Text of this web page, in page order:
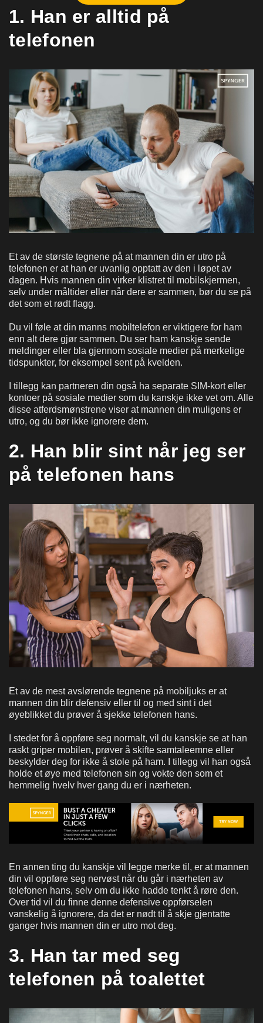
1. Han er alltid på
telefonen
Et av de største tegnene på at mannen din er utro på
telefonen er at han er uvanlig opptatt av den i løpet av
dagen. Hvis mannen din virker klistret til mobilskjermen,
selv under måltider eller når dere er sammen, bør du se på
det som et rødt flagg.
Du vil føle at din manns mobiltelefon er viktigere for ham
enn alt dere gjør sammen. Du ser ham kanskje sende
meldinger eller bla gjennom sosiale medier på merkelige
tidspunkter, for eksempel sent på kvelden.
I tillegg kan partneren din også ha separate SIM-kort eller
kontoer på sosiale medier som du kanskje ikke vet om. Alle
disse atferdsmønstrene viser at mannen din muligens er
utro, og du bør ikke ignorere dem.
2. Han blir sint når jeg ser
på telefonen hans
Et av de mest avslørende tegnene på mobiljuks er at
mannen din blir defensiv eller til og med sint i det
øyeblikket du prøver å sjekke telefonen hans.
I stedet for å oppføre seg normalt, vil du kanskje se at han
raskt griper mobilen, prøver å skifte samtaleemne eller
beskylder deg for ikke å stole på ham. I tillegg vil han også
holde et øye med telefonen sin og vokte den som et
hemmelig hvelv hver gang du er i nærheten.
En annen ting du kanskje vil legge merke til, er at mannen
din vil oppføre seg nervøst når du går i nærheten av
telefonen hans, selv om du ikke hadde tenkt å røre den.
Over tid vil du finne denne defensive oppførselen
vanskelig å ignorere, da det er nødt til å skje gjentatte
ganger hvis mannen din er utro mot deg.
3. Han tar med seg
telefonen på toalettet